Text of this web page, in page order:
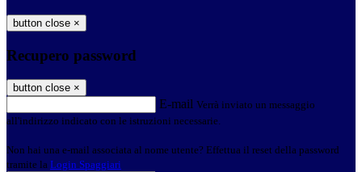
button close ×
Recupero password
button close ×
E-mail Verrà inviato un messaggio
all'indirizzo indicato con le istruzioni necessarie.
Non hai una e-mail associata al nome utente? Effettua il reset della password
tramite la Login Spaggiari